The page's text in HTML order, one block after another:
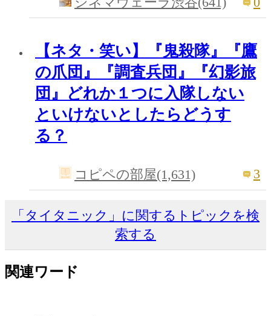
【ネタ・笑い】『鬼殺隊』『鷹
の爪団』『調査兵団』『幻影旅
団』どれか１つに入隊しない
といけないとしたらどうす
る？
コピペの部屋(1,631) 3
「タイタニック」に関するトピックを検
索する
関連ワード